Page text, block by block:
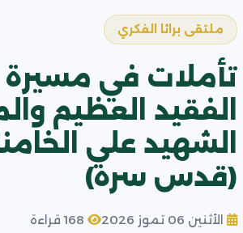
ملتقى براثا الفكري
تأملات في مسيرة
الفقيد العظيم
الشهيد علي
(قدس سره)
الأثنين 06 تموز 2026